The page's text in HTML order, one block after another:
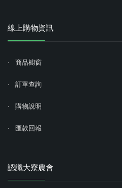
線上購物資訊
商品櫥窗
訂單查詢
購物說明
匯款回報
認識大寮農會